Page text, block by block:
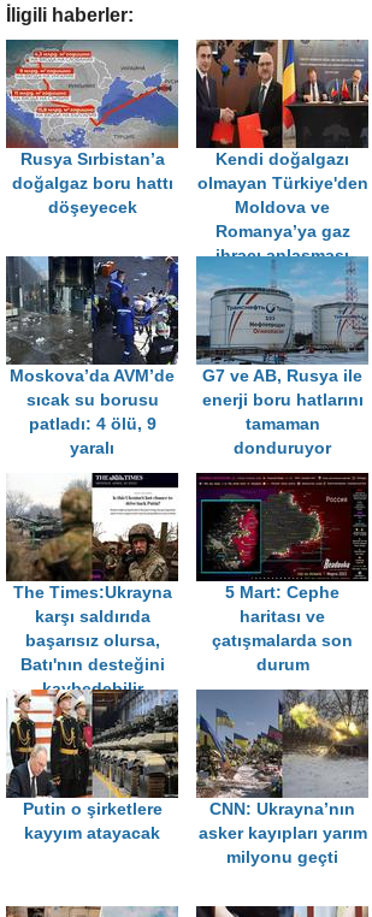
İligili haberler:
Rusya Sırbistan’a
doğalgaz boru hattı
döşeyecek
Kendi doğalgazı
olmayan Türkiye'den
Moldova ve
Romanya’ya gaz
ihracı anlaşması
Moskova’da AVM’de
sıcak su borusu
patladı: 4 ölü, 9
yaralı
G7 ve AB, Rusya ile
enerji boru hatlarını
tamaman
donduruyor
The Times:Ukrayna
karşı saldırıda
başarısız olursa,
Batı'nın desteğini
kaybedebilir
5 Mart: Cephe
haritası ve
çatışmalarda son
durum
Putin o şirketlere
kayyım atayacak
CNN: Ukrayna’nın
asker kayıpları yarım
milyonu geçti